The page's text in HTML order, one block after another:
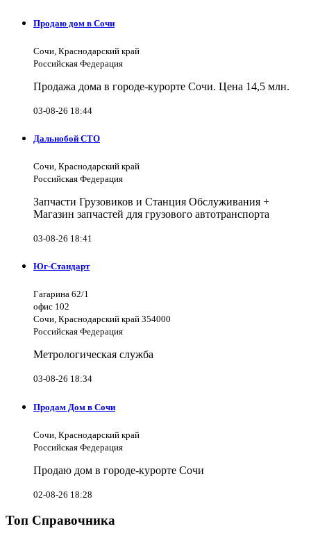
Продаю дом в Сочи
Сочи, Краснодарский край
Российская Федерация
Продажа дома в городе-курорте Сочи. Цена 14,5 млн.
03-08-26 18:44
Дальнобой СТО
Сочи, Краснодарский край
Российская Федерация
Запчасти Грузовиков и Станция Обслуживания +
Магазин запчастей для грузового автотранспорта
03-08-26 18:41
Юг-Стандарт
Гагарина 62/1
офис 102
Сочи, Краснодарский край 354000
Российская Федерация
Метрологическая служба
03-08-26 18:34
Продам Дом в Сочи
Сочи, Краснодарский край
Российская Федерация
Продаю дом в городе-курорте Сочи
02-08-26 18:28
Топ Справочника